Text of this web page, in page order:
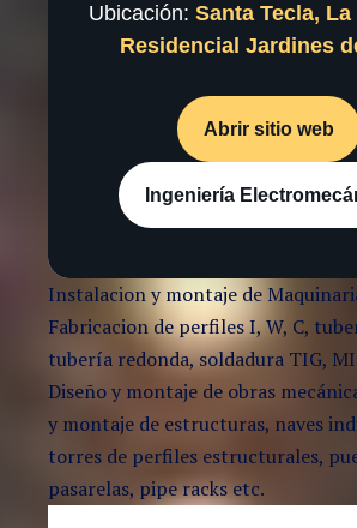
Ubicación: Santa Tecla,
Residencial Jardines
Abrir sitio web
Ingeniería
Instalacion y montaje de
Fabricacion de perfiles I, W, C,
tubería redonda, soldadura TIG,
Diseño y montaje de obras
y montaje de estructuras, naves
torres de perfiles estructurales,
pasarelas, pipe racks etc.